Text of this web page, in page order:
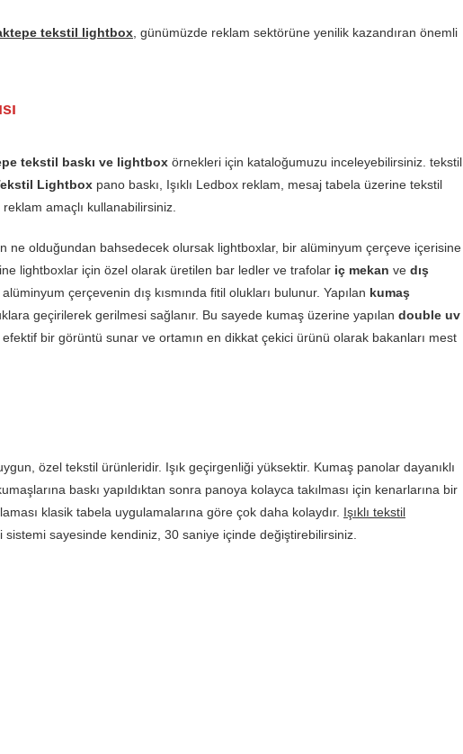
tekstil lightbox , günümüzde reklam sektörüne yenilik kazandıran önemli
tekstil baskı ve lightbox örnekleri için kataloğumuzu inceleyebilirsiniz. tekstil
Lightbox pano baskı, Işıklı Ledbox reklam, mesaj tabela üzerine tekstil
amaçlı kullanabilirsiniz.
ne olduğundan bahsedecek olursak lightboxlar, bir alüminyum çerçeve içerisine
lightboxlar için özel olarak üretilen bar ledler ve trafolar iç mekan ve dış
çerçevenin dış kısmında fitil olukları bulunur. Yapılan kumaş
geçirilerek gerilmesi sağlanır. Bu sayede kumaş üzerine yapılan double uv
bir görüntü sunar ve ortamın en dikkat çekici ürünü olarak bakanları mest
özel tekstil ürünleridir. Işık geçirgenliği yüksektir. Kumaş panolar dayanıklı
baskı yapıldıktan sonra panoya kolayca takılması için kenarlarına bir
klasik tabela uygulamalarına göre çok daha kolaydır. Işıklı tekstil
sistemi sayesinde kendiniz, 30 saniye içinde değiştirebilirsiniz.